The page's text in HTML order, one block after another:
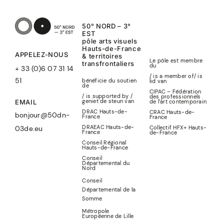
APPELEZ-NOUS
+ 33 (0)6 07 31 14
51
EMAIL
bonjour@50dn-
03de.eu
50° NORD – 3°
EST
pôle arts visuels
Hauts-de-France
& territoires
transfrontaliers
bénéficie du soutien
de
/ is supported by /
geniet de steun van
DRAC Hauts-de-
France
DRAEAC Hauts-de-
France
Conseil Régional
Hauts-de-France
Conseil
Départemental du
Nord
Conseil
Départemental de la
Somme
Métropole
Européenne de Lille
Le pôle est membre
du
/ is a member of/is
lid van
CIPAC – Fédération
des professionnels
de l’art contemporain
CRAC Hauts-de-
France
Collectif HFX+ Hauts-
de-France